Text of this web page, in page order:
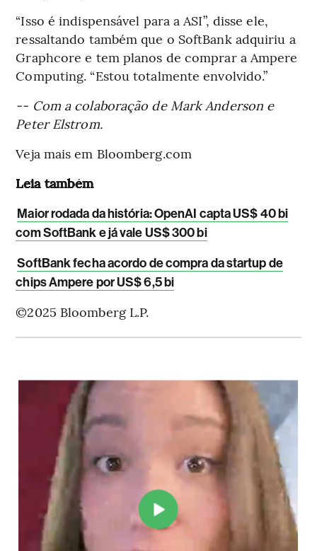
“Isso é indispensável para a ASI”, disse ele,
ressaltando também que o SoftBank adquiriu a
Graphcore e tem planos de comprar a Ampere
Computing. “Estou totalmente envolvido.”
-- Com a colaboração de Mark Anderson e
Peter Elstrom.
Veja mais em Bloomberg.com
Leia também
Maior rodada da história: OpenAI capta US$ 40 bi
com SoftBank e já vale US$ 300 bi
SoftBank fecha acordo de compra da startup de
chips Ampere por US$ 6,5 bi
©2025 Bloomberg L.P.